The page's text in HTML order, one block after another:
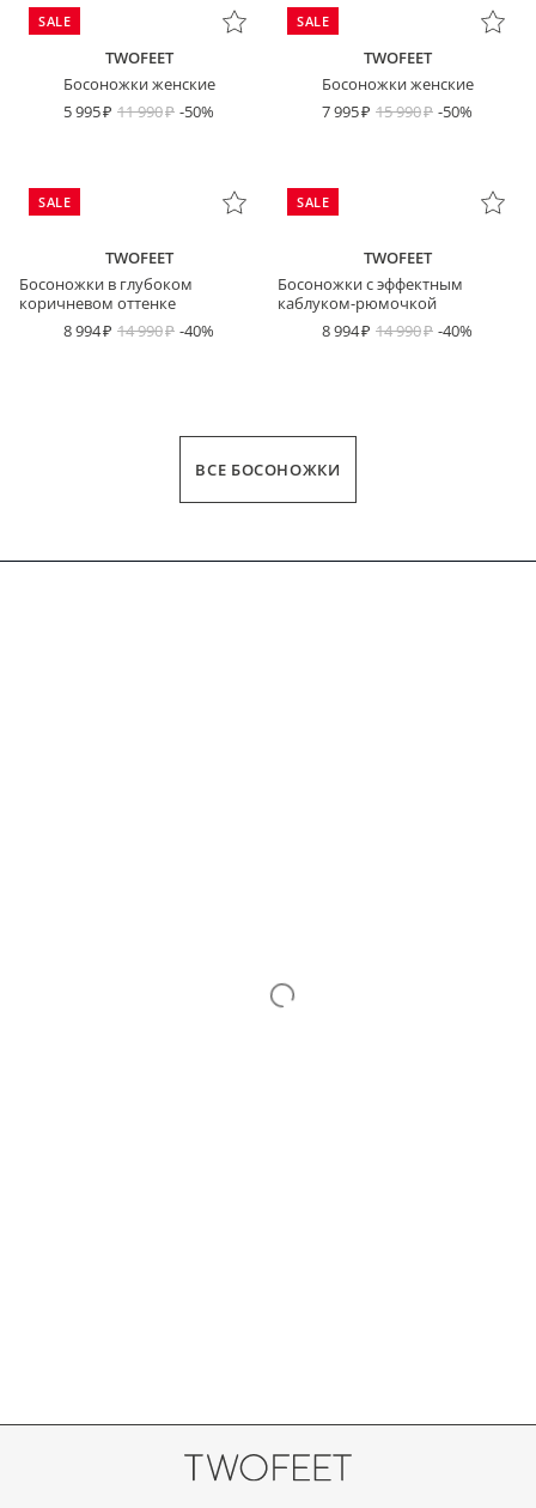
SALE
TWOFEET
Босоножки женские
5 995
11 990 -50%
SALE
TWOFEET
Босоножки женские
7 995
15 990 -50%
SALE
TWOFEET
Босоножки в глубоком
коричневом оттенке
8 994
14 990 -40%
SALE
TWOFEET
Босоножки с эффектным
каблуком-рюмочкой
8 994
14 990 -40%
ВСЕ БОСОНОЖКИ